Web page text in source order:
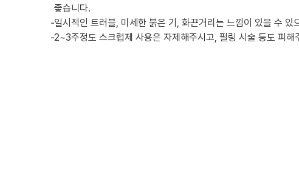
좋습니다.
-일시적인 트러블, 미세한 붉은 기, 화끈거리는 느낌이 있을 수 있
-2~3주정도 스크럽제 사용은 자제해주시고, 필링 시술 등도 피해